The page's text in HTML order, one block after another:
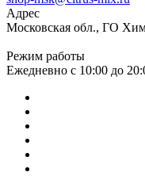
Адрес
Московская обл., ГО
Режим работы
Ежедневно с 10:00 до